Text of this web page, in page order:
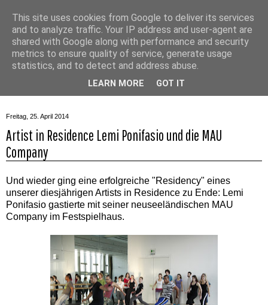
Freitag, 25. April 2014
Artist in Residence Lemi Ponifasio und die MAU
Company
Und wieder ging eine erfolgreiche "Residency" eines
unserer diesjährigen Artists in Residence zu Ende: Lemi
Ponifasio gastierte mit seiner neuseeländischen MAU
Company im Festspielhaus.
This site uses cookies from Google to deliver its services
and to analyze traffic. Your IP address and user-agent are
shared with Google along with performance and security
metrics to ensure quality of service, generate usage
statistics, and to detect and address abuse.
LEARN MORE GOT IT